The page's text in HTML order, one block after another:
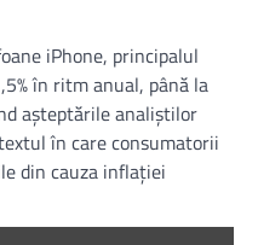
iPhone, principalul
în ritm anual, până la
aşteptările analiştilor
în care consumatorii
din cauza inflaţiei